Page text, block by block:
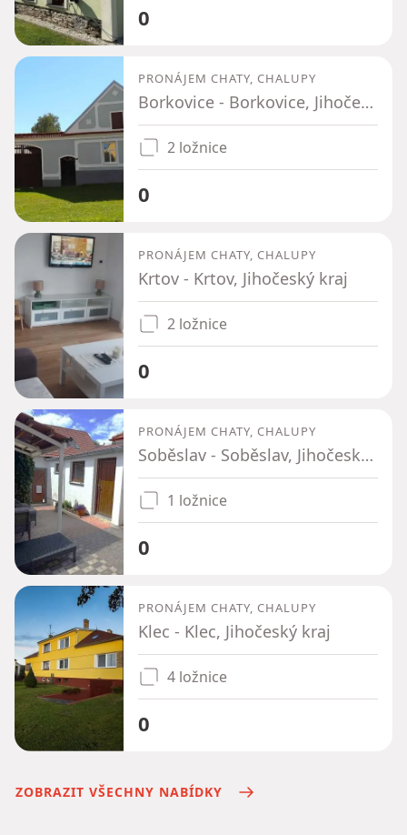
0
PRONÁJEM CHATY, CHALUPY
Borkovice - Borkovice, Jihočeský kraj
2 ložnice
0
PRONÁJEM CHATY, CHALUPY
Krtov - Krtov, Jihočeský kraj
2 ložnice
0
PRONÁJEM CHATY, CHALUPY
Soběslav - Soběslav, Jihočeský kraj
1 ložnice
0
PRONÁJEM CHATY, CHALUPY
Klec - Klec, Jihočeský kraj
4 ložnice
0
ZOBRAZIT VŠECHNY NABÍDKY